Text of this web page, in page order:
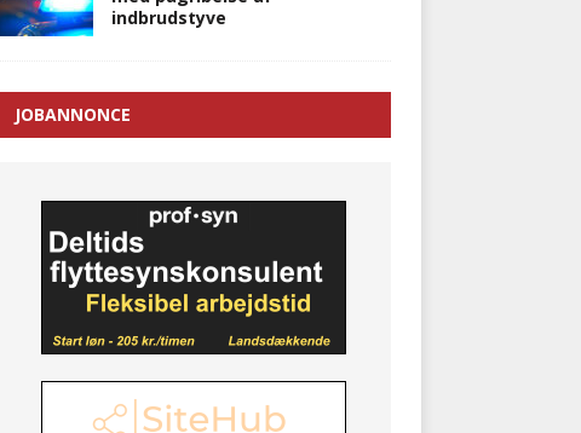
indbrudstyve
JOBANNONCE